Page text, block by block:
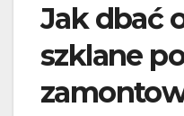
Jak dbać
szklane